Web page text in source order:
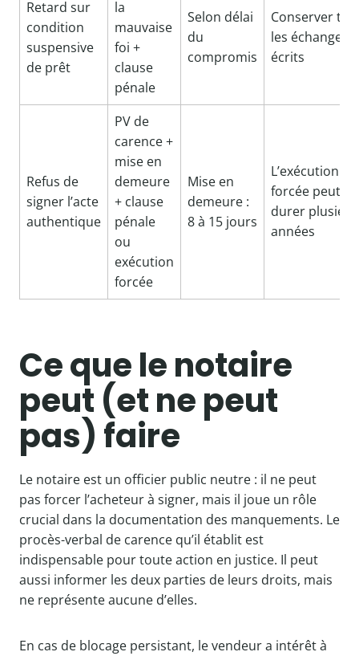
Retard sur
condition
suspensive
de prêt
la
mauvaise
foi +
clause
pénale
Selon délai
du
compromis
Conserver
les échanges
écrits
Refus de
signer l’acte
authentique
PV de
carence +
mise en
demeure
+ clause
pénale
ou
exécution
forcée
Mise en
demeure :
8 à 15 jours
L’exécution
forcée peut
durer
années
Ce que le notaire
peut (et ne peut
pas) faire
Le notaire est un officier public neutre : il ne peut
pas forcer l’acheteur à signer, mais il joue un rôle
crucial dans la documentation des manquements. Le
procès-verbal de carence qu’il établit est
indispensable pour toute action en justice. Il peut
aussi informer les deux parties de leurs droits, mais
ne représente aucune d’elles.
En cas de blocage persistant, le vendeur a intérêt à